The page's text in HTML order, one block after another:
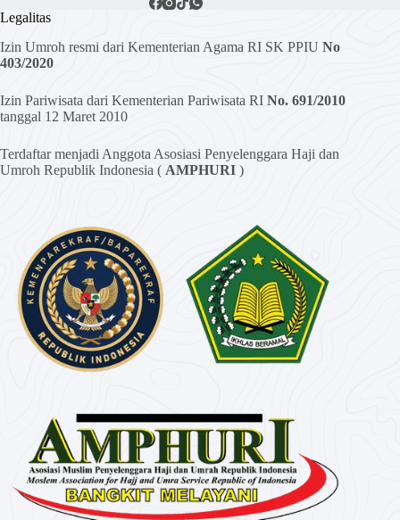
Legalitas
Izin Umroh resmi dari Kementerian Agama RI SK PPIU No
403/2020
Izin Pariwisata dari Kementerian Pariwisata RI No. 691/2010
tanggal 12 Maret 2010
Terdaftar menjadi Anggota Asosiasi Penyelenggara Haji dan
Umroh Republik Indonesia ( AMPHURI )